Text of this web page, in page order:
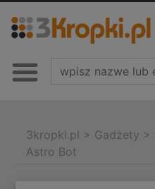
3kropki.pl > Gadżety >
Astro Bot